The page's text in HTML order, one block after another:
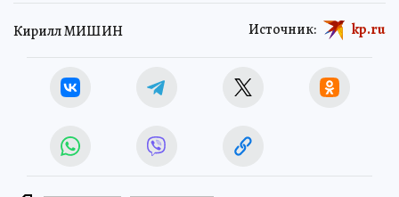
Кирилл МИШИН Источник: kp.ru